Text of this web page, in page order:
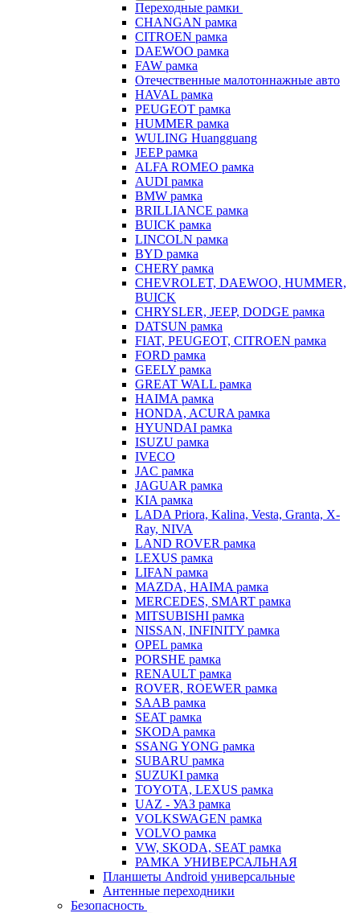
Переходные рамки
CHANGAN рамка
CITROEN рамка
DAEWOO рамка
FAW рамка
Отечественные малотоннажные авто
HAVAL рамка
PEUGEOT рамка
HUMMER рамка
WULING Huangguang
JEEP рамка
ALFA ROMEO рамка
AUDI рамка
BMW рамка
BRILLIANCE рамка
BUICK рамка
LINCOLN рамка
BYD рамка
CHERY рамка
CHEVROLET, DAEWOO, HUMMER,
BUICK
CHRYSLER, JEEP, DODGE рамка
DATSUN рамка
FIAT, PEUGEOT, CITROEN рамка
FORD рамка
GEELY рамка
GREAT WALL рамка
HAIMA рамка
HONDA, ACURA рамка
HYUNDAI рамка
ISUZU рамка
IVECO
JAC рамка
JAGUAR рамка
KIA рамка
LADA Priora, Kalina, Vesta, Granta, X-
Ray, NIVA
LAND ROVER рамка
LEXUS рамка
LIFAN рамка
MAZDA, HAIMA рамка
MERCEDES, SMART рамка
MITSUBISHI рамка
NISSAN, INFINITY рамка
OPEL рамка
PORSHE рамка
RENAULT рамка
ROVER, ROEWER рамка
SAAB рамка
SEAT рамка
SKODA рамка
SSANG YONG рамка
SUBARU рамка
SUZUKI рамка
TOYOTA, LEXUS рамка
UAZ - УАЗ рамка
VOLKSWAGEN рамка
VOLVO рамка
VW, SKODA, SEAT рамка
РАМКА УНИВЕРСАЛЬНАЯ
Планшеты Android универсальные
Антенные переходники
Безопасность